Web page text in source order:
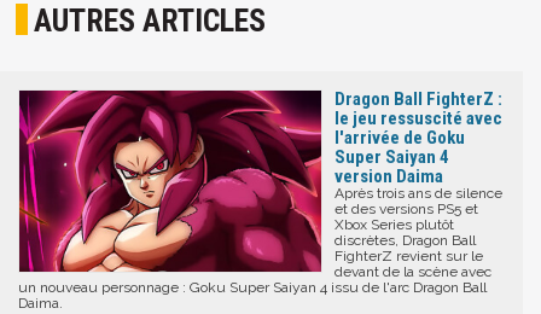
AUTRES ARTICLES
Dragon Ball FighterZ :
le jeu ressuscité avec
l'arrivée de Goku
Super Saiyan 4
version Daima
Après trois ans de silence
et des versions PS5 et
Xbox Series plutôt
discrètes, Dragon Ball
FighterZ revient sur le
devant de la scène avec
un nouveau personnage : Goku Super Saiyan 4 issu de l'arc Dragon Ball
Daima.